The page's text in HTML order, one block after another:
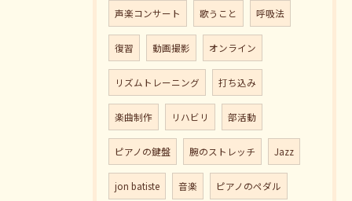
声楽コンサート 歌うこと 呼吸法
復習 動画撮影 オンライン
リズムトレーニング 打ち込み
楽曲制作 リハビリ 部活動
ピアノの鍵盤 腕のストレッチ Jazz
jon batiste 音楽 ピアノのペダル